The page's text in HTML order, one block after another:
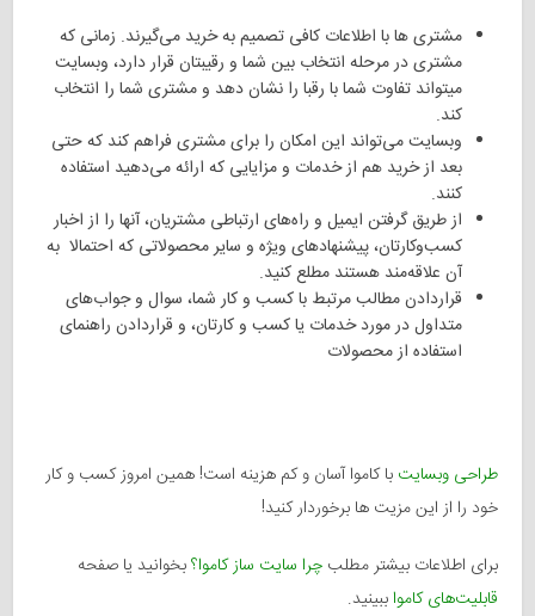
مشتری ها با اطلاعات کافی تصمیم به خرید می‌گیرند. زمانی که
مشتری در مرحله‌ انتخاب بین شما و رقیبتان قرار دارد، وبسایت
میتواند تفاوت شما با رقبا را نشان دهد و مشتری شما را انتخاب
کند.
وبسایت می‌تواند این امکان را برای مشتری فراهم کند که حتی
بعد از خرید هم از خدمات و مزایایی که ارائه می‌دهید استفاده
کنند.
از طریق گرفتن ایمیل و راه‌های ارتباطی مشتریان، آنها را از اخبار
کسب‌و‌کارتان، پیشنهادهای ویژه و سایر محصولاتی که احتمالا به
آن علاقه‌مند هستند مطلع کنید.
قراردادن مطالب مرتبط با کسب و کار شما، سوال و جواب‌های
متداول در مورد خدمات یا کسب و کارتان، و قراردادن راهنمای
استفاده از محصولات
طراحی وبسایت با کاموا آسان و کم هزینه است! همین امروز کسب و کار
خود را از این مزیت ها برخوردار کنید!
برای اطلاعات بیشتر مطلبچرا سایت ساز کاموا؟بخوانید یا صفحه
قابلیت‌های کامواببینید.